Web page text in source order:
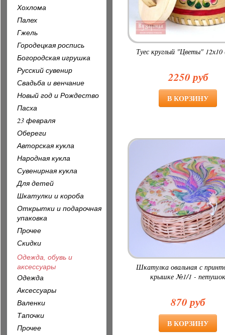
Туес круглый "Цветы" 12х10
2250 руб
Шкатулка овальная с
крышке №1/1 - петушок
870 руб
Хохлома
Палех
Гжель
Городецкая роспись
Богородская игрушка
Русский сувенир
Свадьба и венчание
Новый год и Рождество
Пасха
23 февраля
Обереги
Авторская кукла
Народная кукла
Сувенирная кукла
Для детей
Шкатулки и короба
Открытки и подарочная
упаковка
Прочее
Скидки
Одежда, обувь и
аксессуары
Одежда
Аксессуары
Валенки
Тапочки
Прочее